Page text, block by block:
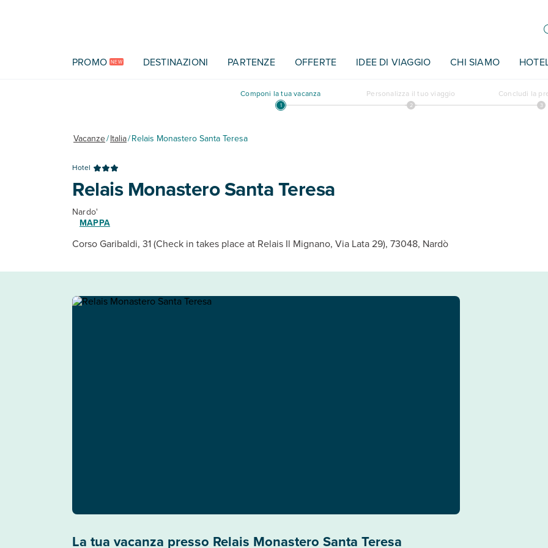
PROMO NEW DESTINAZIONI PARTENZE OFFERTE IDEE DI VIAGGIO CHI SIAMO
Componi la tua vacanza Personalizza il tuo viaggio Concludi la
Vacanze/Italia/Relais Monastero Santa Teresa
Hotel
Relais Monastero Santa Teresa
Nardo'
MAPPA
Corso Garibaldi, 31 (Check in takes place at Relais Il Mignano, Via Lata 29), 73048, Nardò
La tua vacanza presso Relais Monastero Santa Teresa